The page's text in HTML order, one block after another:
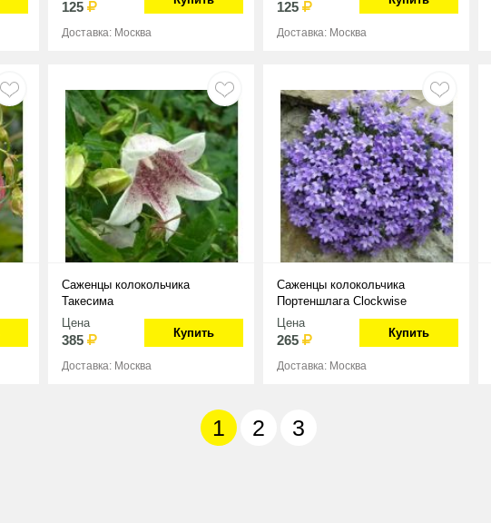
125
Доставка: Москва
125
Доставка: Москва
Саженцы колокольчика
Такесима
Цена
385 Купить
Доставка: Москва
Саженцы колокольчика
Портеншлага Clockwise
Цена
265 Купить
Доставка: Москва
1 2 3